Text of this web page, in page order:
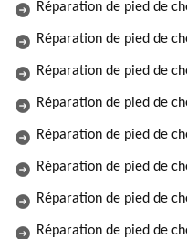
Réparation de pied de
Réparation de pied de
Réparation de pied de
Réparation de pied de
Réparation de pied de
Réparation de pied de
Réparation de pied de
Réparation de pied de